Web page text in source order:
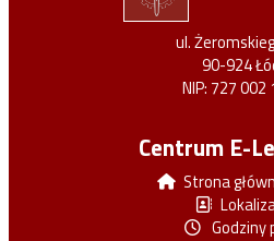
ul.
90-924
NIP: 727 002
Centrum E-
Strona
Godziny